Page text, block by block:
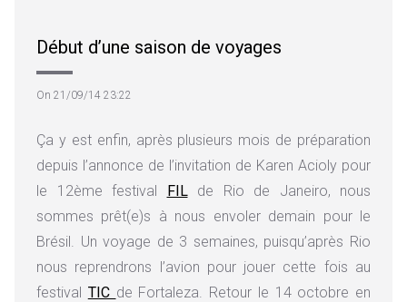
Début d’une saison de voyages
On 21/09/14 23:22
Ça y est enfin, après plusieurs mois de préparation
depuis l’annonce de l’invitation de Karen Acioly pour
le 12ème festival FILde Rio de Janeiro, nous
sommes prêt(e)s à nous envoler demain pour le
Brésil. Un voyage de 3 semaines, puisqu’après Rio
nous reprendrons l’avion pour jouer cette fois au
festival TIC de Fortaleza. Retour le 14 octobre en